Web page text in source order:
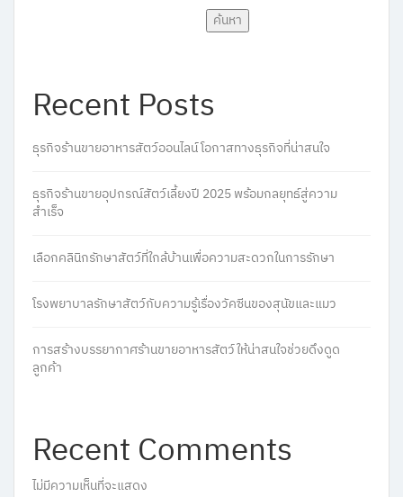
ค้นหา
Recent Posts
ธุรกิจร้านขายอาหารสัตว์ออนไลน์ โอกาสทางธุรกิจที่น่าสนใจ
ธุรกิจร้านขายอุปกรณ์สัตว์เลี้ยงปี 2025 พร้อมกลยุทธ์สู่ความ
สำเร็จ
เลือกคลินิกรักษาสัตว์ที่ใกล้บ้านเพื่อความสะดวกในการรักษา
โรงพยาบาลรักษาสัตว์กับความรู้เรื่องวัคซีนของสุนัขและแมว
การสร้างบรรยากาศร้านขายอาหารสัตว์ให้น่าสนใจช่วยดึงดูด
ลูกค้า
Recent Comments
ไม่มีความเห็นที่จะแสดง